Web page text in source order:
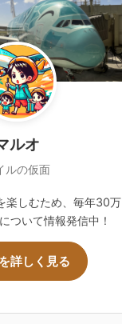
ルオ
ルの仮面
楽しむため、毎年30万
ついて情報発信中！
詳しく見る